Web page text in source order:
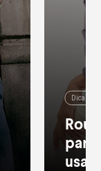
Dicas de
para
usar